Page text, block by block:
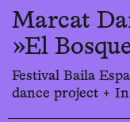
Marcat
»El
Festival Baila
dance project +